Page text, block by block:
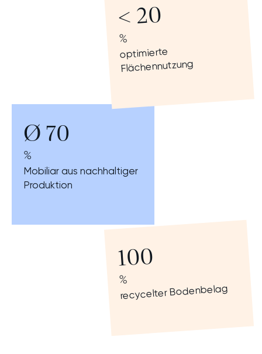
< 20
%
optimierte
Flächennutzung
Ø 70
%
Mobiliar aus nachhaltiger
Produktion
100
%
recycelter Bodenbelag